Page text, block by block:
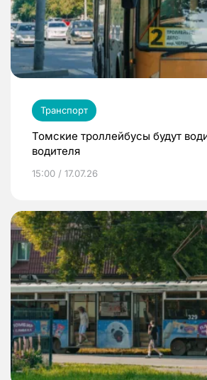
Транспорт
Томские троллейбусы будут
водителя
15:00 / 17.07.26